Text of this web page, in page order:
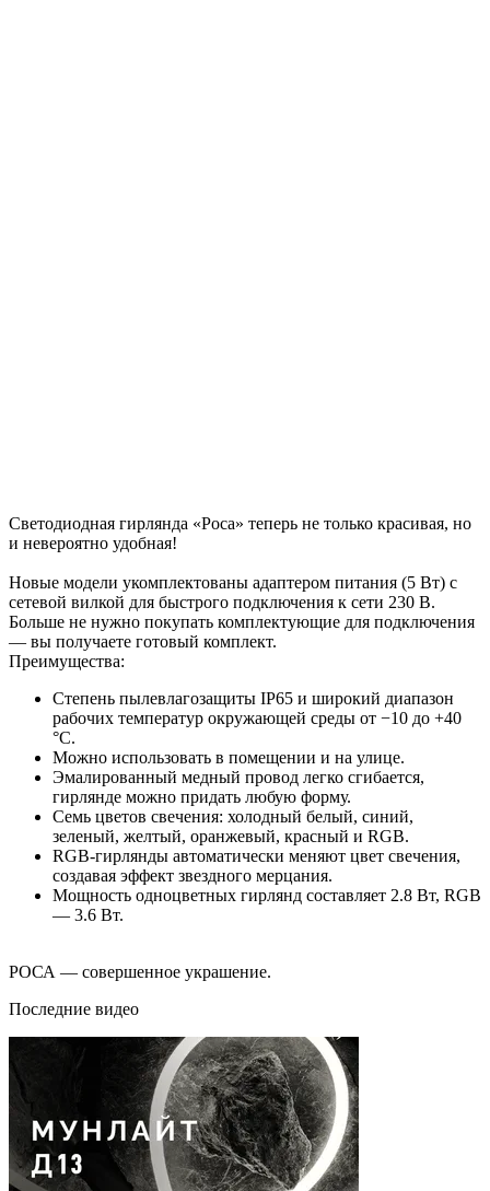
Светодиодная гирлянда «Роса» теперь не только красивая, но
и невероятно удобная!
Новые модели укомплектованы адаптером питания (5 Вт) с
сетевой вилкой для быстрого подключения к сети 230 В.
Больше не нужно покупать комплектующие для подключения
— вы получаете готовый комплект.
Преимущества:
Степень пылевлагозащиты IP65 и широкий диапазон
рабочих температур окружающей среды от −10 до +40
°С.
Можно использовать в помещении и на улице.
Эмалированный медный провод легко сгибается,
гирлянде можно придать любую форму.
Семь цветов свечения: холодный белый, синий,
зеленый, желтый, оранжевый, красный и RGB.
RGB-гирлянды автоматически меняют цвет свечения,
создавая эффект звездного мерцания.
Мощность одноцветных гирлянд составляет 2.8 Вт, RGB
— 3.6 Вт.
РОСА — совершенное украшение.
Последние видео